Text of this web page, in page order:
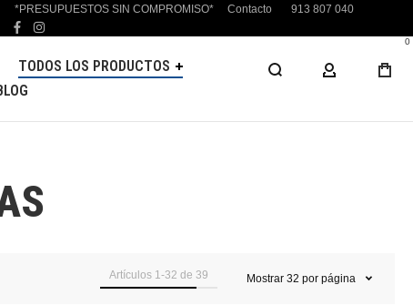
*PRESUPUESTOS SIN COMPROMISO* Contacto 913 807 040
facebook
instagram
TODOS LOS PRODUCTOS
MI CUENTA
0
Artículos 1-32 de 39 Mostrar 32 por página